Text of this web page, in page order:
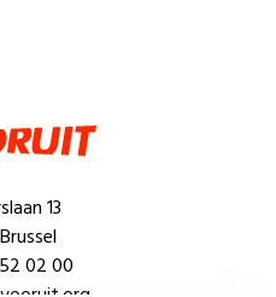
13
02 00